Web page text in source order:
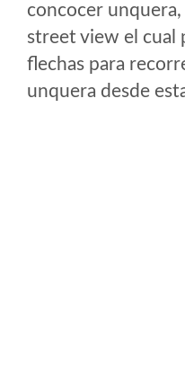
concocer
street view el cual
flechas para
unquera desde